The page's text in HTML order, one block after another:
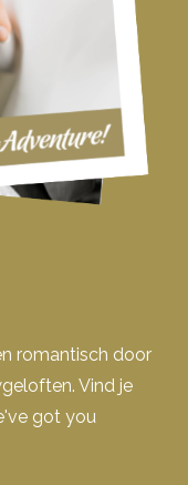
romantisch door
Vind je
got you